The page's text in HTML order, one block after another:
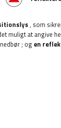
, som
muligt at angive
; og en